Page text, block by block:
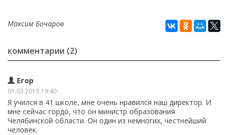
Максим Бочаров
комментарии (2)
Егор
01.03.2013 19:40
Я учился в 41 школе, мне очень нравился наш директор. И
мне сейчас гордо, что он министр образования
Челябинской области. Он один из немногих, честнейший
человек.